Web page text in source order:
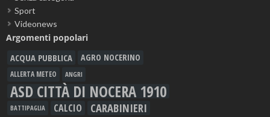
Sport
Videonews
Argomenti popolari
ACQUA PUBBLICA AGRO NOCERINO
ALLERTA METEO ANGRI
ASD CITTÀ DI NOCERA 1910
BATTIPAGLIA CALCIO CARABINIERI